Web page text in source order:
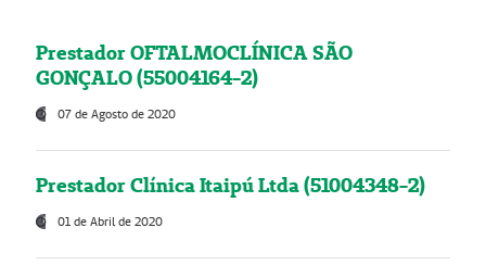
Prestador OFTALMOCLÍNICA SÃO
GONÇALO (55004164-2)
07 de Agosto de 2020
Prestador Clínica Itaipú Ltda (51004348-2)
01 de Abril de 2020